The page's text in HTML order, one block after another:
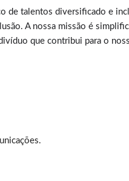
de talentos diversificado e
A nossa missão é
que contribui para o